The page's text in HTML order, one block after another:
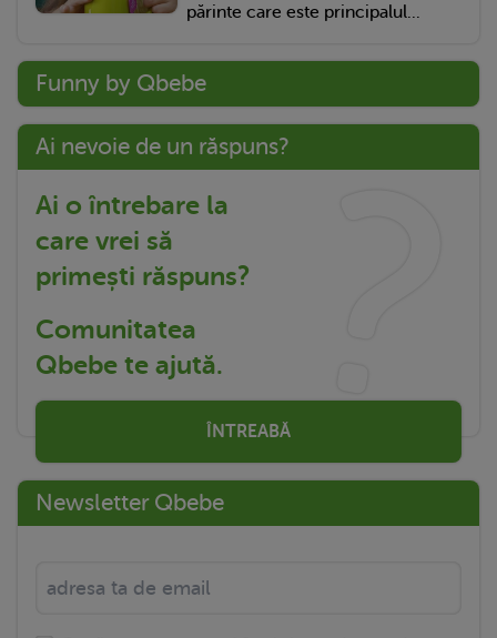
părinte care este principalul...
Funny by Qbebe
Ai nevoie de un răspuns?
Ai o întrebare la
care vrei să
primești răspuns?
Comunitatea
Qbebe te ajută.
ÎNTREABĂ
Newsletter Qbebe